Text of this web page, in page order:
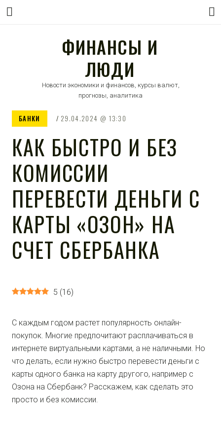
ФИНАНСЫ И
ЛЮДИ
Новости экономики и финансов, курсы валют,
прогнозы, аналитика
БАНКИ 29.04.2024 13:30
КАК БЫСТРО И БЕЗ
КОМИССИИ
ПЕРЕВЕСТИ ДЕНЬГИ С
КАРТЫ «ОЗОН» НА
СЧЕТ СБЕРБАНКА
5 (16)
С каждым годом растет популярность онлайн-
покупок. Многие предпочитают расплачиваться в
интернете виртуальными картами, а не наличными. Но
что делать, если нужно быстро перевести деньги с
карты одного банка на карту другого, например с
Озона на Сбербанк? Расскажем, как сделать это
просто и без комиссии.